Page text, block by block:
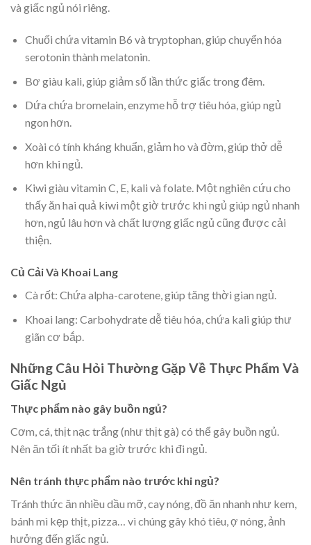
và giấc ngủ nói riêng.
Chuối chứa vitamin B6 và tryptophan, giúp chuyển hóa
serotonin thành melatonin.
Bơ giàu kali, giúp giảm số lần thức giấc trong đêm.
Dứa chứa bromelain, enzyme hỗ trợ tiêu hóa, giúp ngủ
ngon hơn.
Xoài có tính kháng khuẩn, giảm ho và đờm, giúp thở dễ
hơn khi ngủ.
Kiwi giàu vitamin C, E, kali và folate. Một nghiên cứu cho
thấy ăn hai quả kiwi một giờ trước khi ngủ giúp ngủ nhanh
hơn, ngủ lâu hơn và chất lượng giấc ngủ cũng được cải
thiện.
Củ Cải Và Khoai Lang
Cà rốt: Chứa alpha-carotene, giúp tăng thời gian ngủ.
Khoai lang: Carbohydrate dễ tiêu hóa, chứa kali giúp thư
giãn cơ bắp.
Những Câu Hỏi Thường Gặp Về Thực Phẩm Và
Giấc Ngủ
Thực phẩm nào gây buồn ngủ?
Cơm, cá, thịt nạc trắng (như thịt gà) có thể gây buồn ngủ.
Nên ăn tối ít nhất ba giờ trước khi đi ngủ.
Nên tránh thực phẩm nào trước khi ngủ?
Tránh thức ăn nhiều dầu mỡ, cay nóng, đồ ăn nhanh như kem,
bánh mì kẹp thịt, pizza… vì chúng gây khó tiêu, ợ nóng, ảnh
hưởng đến giấc ngủ.